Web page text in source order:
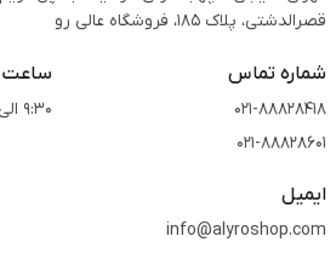
قصرالدشتی،‌ پلاک 185، فروشگاه عالی رو
شماره تماس
021-88828418
021-88828601
ساعت
9:30 الی 20:00
ایمیل
info@alyroshop.com